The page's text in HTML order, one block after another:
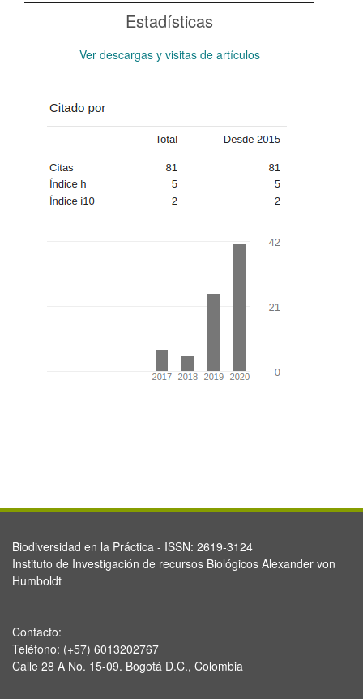
Estadísticas
Ver descargas y visitas de artículos
Biodiversidad en la Práctica - ISSN: 2619-3124
Instituto de Investigación de recursos Biológicos Alexander von
Humboldt
Contacto:
Teléfono: (+57) 6013202767
Calle 28 A No. 15-09. Bogotá D.C., Colombia